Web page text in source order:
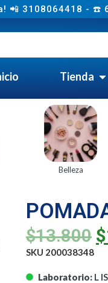
📲 3108064418 - ☎️
Tienda
Belleza
$13.800 $
SKU 200038348
Laboratorio: L